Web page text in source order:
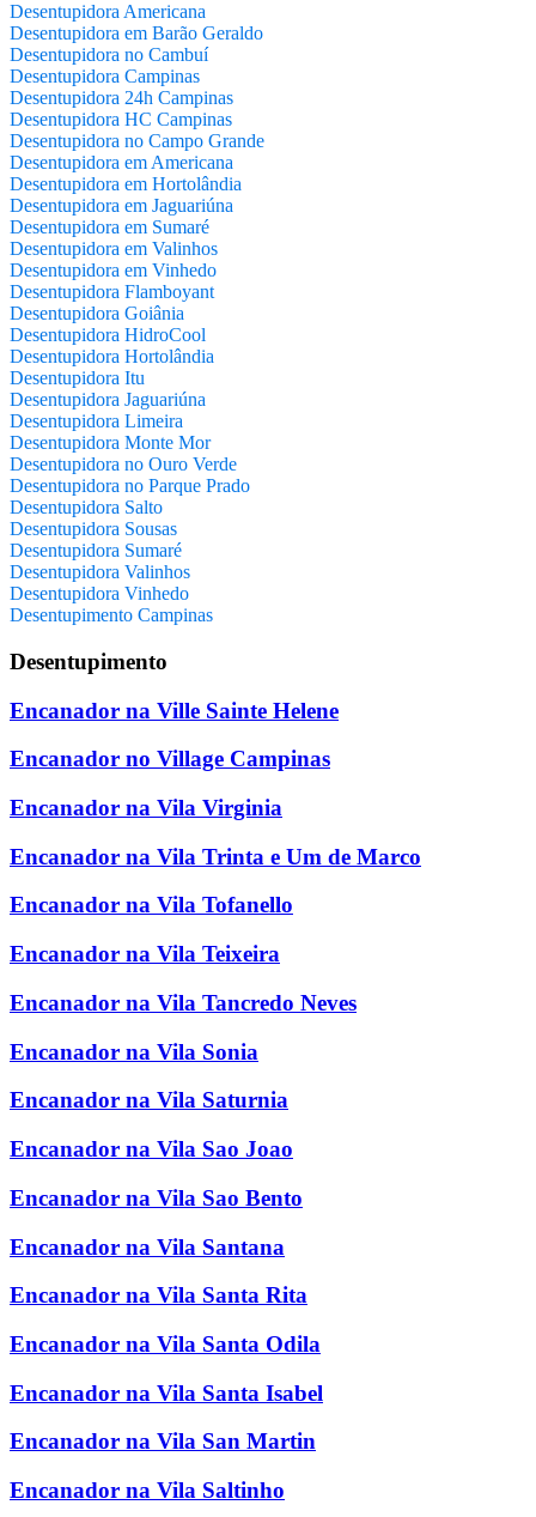
Desentupidora Americana
Desentupidora em Barão Geraldo
Desentupidora no Cambuí
Desentupidora Campinas
Desentupidora 24h Campinas
Desentupidora HC Campinas
Desentupidora no Campo Grande
Desentupidora em Americana
Desentupidora em Hortolândia
Desentupidora em Jaguariúna
Desentupidora em Sumaré
Desentupidora em Valinhos
Desentupidora em Vinhedo
Desentupidora Flamboyant
Desentupidora Goiânia
Desentupidora HidroCool
Desentupidora Hortolândia
Desentupidora Itu
Desentupidora Jaguariúna
Desentupidora Limeira
Desentupidora Monte Mor
Desentupidora no Ouro Verde
Desentupidora no Parque Prado
Desentupidora Salto
Desentupidora Sousas
Desentupidora Sumaré
Desentupidora Valinhos
Desentupidora Vinhedo
Desentupimento Campinas
Desentupimento
Encanador na Ville Sainte Helene
Encanador no Village Campinas
Encanador na Vila Virginia
Encanador na Vila Trinta e Um de Marco
Encanador na Vila Tofanello
Encanador na Vila Teixeira
Encanador na Vila Tancredo Neves
Encanador na Vila Sonia
Encanador na Vila Saturnia
Encanador na Vila Sao Joao
Encanador na Vila Sao Bento
Encanador na Vila Santana
Encanador na Vila Santa Rita
Encanador na Vila Santa Odila
Encanador na Vila Santa Isabel
Encanador na Vila San Martin
Encanador na Vila Saltinho